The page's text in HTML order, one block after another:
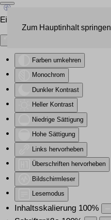
Eingabehilfen öffnen
Farben umkehren
Monochrom
Dunkler Kontrast
Heller Kontrast
Niedrige Sättigung
Hohe Sättigung
Links hervorheben
Überschriften hervorheben
Bildschirmleser
Lesemodus
Inhaltsskalierung 100%
Zum Hauptinhalt springen